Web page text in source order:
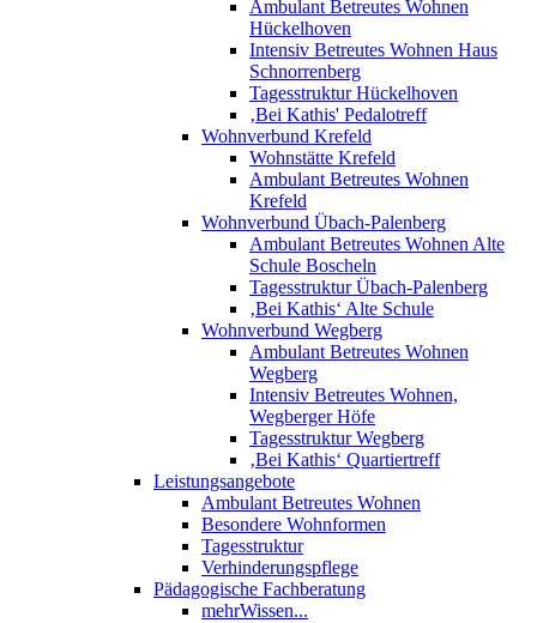
Ambulant Betreutes Wohnen
Hückelhoven
Intensiv Betreutes Wohnen Haus
Schnorrenberg
Tagesstruktur Hückelhoven
‚Bei Kathis' Pedalotreff
Wohnverbund Krefeld
Wohnstätte Krefeld
Ambulant Betreutes Wohnen
Krefeld
Wohnverbund Übach-Palenberg
Ambulant Betreutes Wohnen Alte
Schule Boscheln
Tagesstruktur Übach-Palenberg
‚Bei Kathis‘ Alte Schule
Wohnverbund Wegberg
Ambulant Betreutes Wohnen
Wegberg
Intensiv Betreutes Wohnen,
Wegberger Höfe
Tagesstruktur Wegberg
‚Bei Kathis‘ Quartiertreff
Leistungsangebote
Ambulant Betreutes Wohnen
Besondere Wohnformen
Tagesstruktur
Verhinderungspflege
Pädagogische Fachberatung
mehrWissen...